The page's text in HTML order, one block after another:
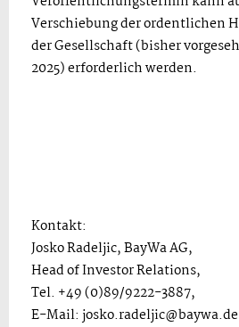
Verschiebung der ordentlichen
der Gesellschaft (bisher
2025) erforderlich werden.
Kontakt:
Josko Radeljic, BayWa AG,
Head of Investor Relations,
Tel. +49 (0)89/9222-3887,
E-Mail: josko.radeljic@baywa.de